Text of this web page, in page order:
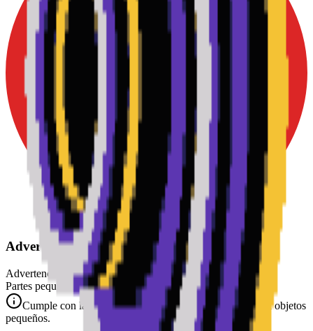
0-3
Advertencia de Seguridad
Advertencia. No conviene para niños menores de 3 años.
Partes pequeñas. Peligro de atragantamiento.
Cumple con las normas de seguridad CE (EN 71-1) para objetos
pequeños.